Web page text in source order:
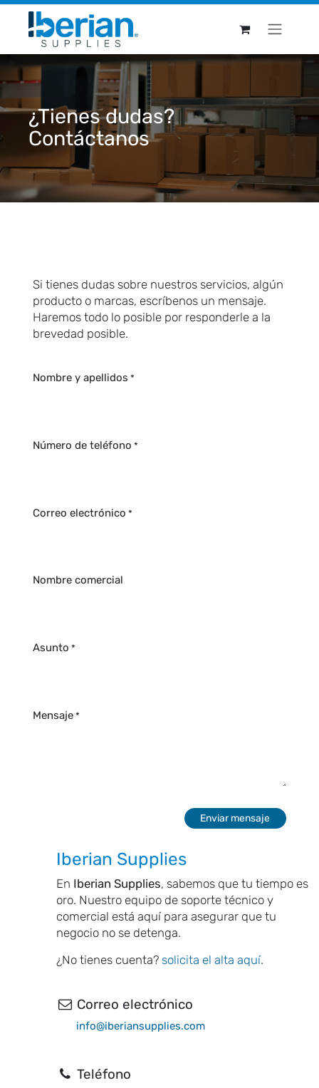
Ir al contenido
¿Tienes dudas?
Contáctanos
Si tienes dudas sobre nuestros servicios, algún
producto o marcas, escríbenos un mensaje.
Haremos todo lo posible por responderle a la
brevedad posible.
Nombre y apellidos *
Número de teléfono *
Correo electrónico *
Nombre comercial
Asunto *
Mensaje *
Enviar mensaje
Iberian Supplies
En Iberian Supplies, sabemos que tu tiempo es
oro. Nuestro equipo de soporte técnico y
comercial está aquí para asegurar que tu
negocio no se detenga.
¿No tienes cuenta? solicita el alta aquí.
Correo electrónico
info@iberiansupplies.com
Teléfono